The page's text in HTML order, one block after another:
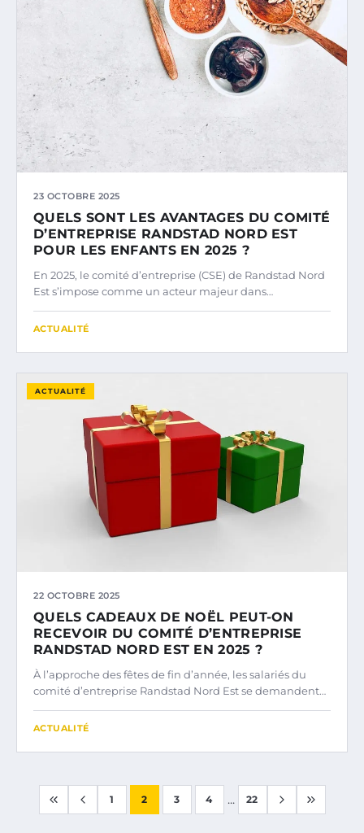
23 OCTOBRE 2025
QUELS SONT LES AVANTAGES DU COMITÉ
D’ENTREPRISE RANDSTAD NORD EST
POUR LES ENFANTS EN 2025 ?
En 2025, le comité d’entreprise (CSE) de Randstad Nord
Est s’impose comme un acteur majeur dans…
ACTUALITÉ
ACTUALITÉ
22 OCTOBRE 2025
QUELS CADEAUX DE NOËL PEUT-ON
RECEVOIR DU COMITÉ D’ENTREPRISE
RANDSTAD NORD EST EN 2025 ?
À l’approche des fêtes de fin d’année, les salariés du
comité d’entreprise Randstad Nord Est se demandent…
ACTUALITÉ
1 2 3 4 ... 22